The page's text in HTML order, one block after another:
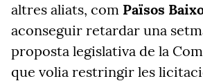
altres aliats, com Països
aconseguir retardar una
proposta legislativa de la
que volia restringir les